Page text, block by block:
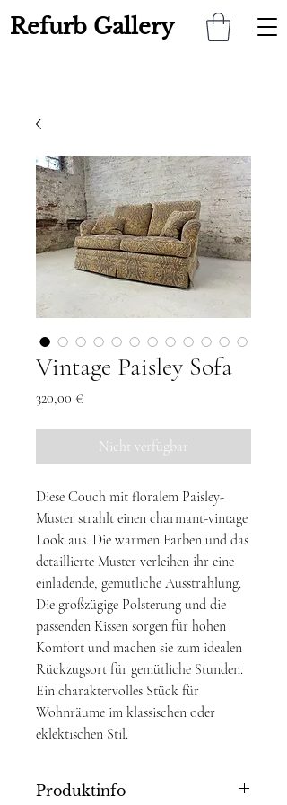
Refurb Gallery
Vintage Paisley Sofa
320,00 €Preis
Nicht verfügbar
Diese Couch mit floralem Paisley-
Muster strahlt einen charmant-vintage
Look aus. Die warmen Farben und das
detaillierte Muster verleihen ihr eine
einladende, gemütliche Ausstrahlung.
Die großzügige Polsterung und die
passenden Kissen sorgen für hohen
Komfort und machen sie zum idealen
Rückzugsort für gemütliche Stunden.
Ein charaktervolles Stück für
Wohnräume im klassischen oder
eklektischen Stil.
Produktinfo